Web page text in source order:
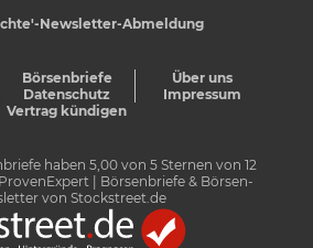
Newsletter-Abmeldung
Börsenbriefe
Über uns
Datenschutz
Impressum
Vertrag kündigen
haben 5,00von 5Sternen von 12
ProvenExpert
| Börsenbriefe & Börsen-
von Stockstreet.de